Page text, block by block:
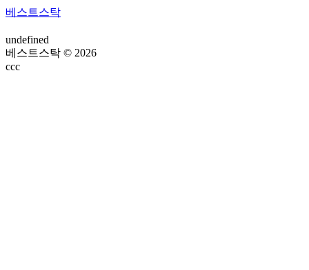
베스트스탁
undefined
베스트스탁 © 2026
ссс